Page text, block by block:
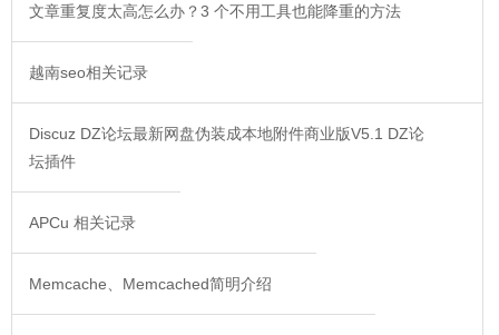
文章重复度太高怎么办？3 个不用工具也能降重的方法
越南seo相关记录
Discuz DZ论坛最新网盘伪装成本地附件商业版V5.1 DZ论
坛插件
APCu 相关记录
Memcache、Memcached简明介绍